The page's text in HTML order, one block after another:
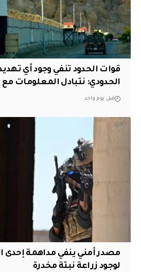
قوات الحدود تنفي وجود أي
الحدودي: نتبادل المعلومات
قبل يوم واحد
مصدر أمني ينفي مداهمة إحدى
لوجود زراعة نبتة مخدرة